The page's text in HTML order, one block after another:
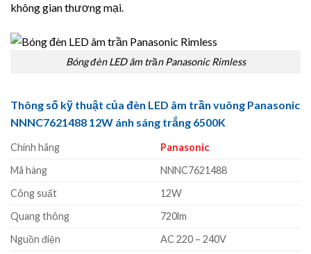
không gian thương mại.
Bóng đèn LED âm trần Panasonic Rimless
Thông số kỹ thuật của đèn LED âm trần vuông Panasonic
NNNC7621488 12W ánh sáng trắng 6500K
Chính hãng
Panasonic
Mã hàng
NNNC7621488
Công suất
12W
Quang thông
720lm
Nguồn điện
AC 220 – 240V